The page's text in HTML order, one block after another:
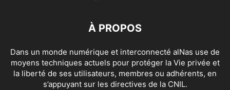
À PROPOS
Dans un monde numérique et interconnecté alNas use de
moyens techniques actuels pour protéger la Vie privée et
la liberté de ses utilisateurs, membres ou adhérents, en
s’appuyant sur les directives de la CNIL.